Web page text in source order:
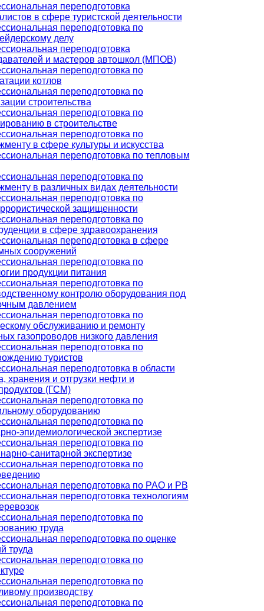
переподготовка
в сфере туристской деятельности
переподготовка по
делу
переподготовка
и мастеров автошкол (МПОВ)
переподготовка по
котлов
переподготовка по
строительства
переподготовка по
в строительстве
переподготовка по
в сфере культуры и искусства
переподготовка по тепловым
переподготовка по
в различных видах деятельности
переподготовка по
защищенности
переподготовка по
в сфере здравоохранения
переподготовка в сфере
сооружений
переподготовка по
продукции питания
переподготовка по
контролю оборудования под
давлением
переподготовка по
обслуживанию и ремонту
газопроводов низкого давления
переподготовка по
туристов
переподготовка в области
хранения и отгрузки нефти и
(ГСМ)
переподготовка по
оборудованию
переподготовка по
эпидемиологической экспертизе
переподготовка по
санитарной экспертизе
переподготовка по
переподготовка по РАО и РВ
переподготовка технологиям
переподготовка по
труда
переподготовка по оценке
труда
переподготовка по
переподготовка по
производству
переподготовка по